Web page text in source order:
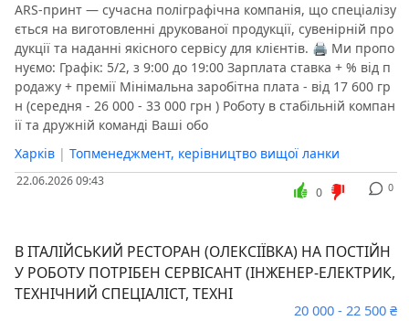
ARS-принт — сучасна поліграфічна компанія, що спеціалізу
ється на виготовленні друкованої продукції, сувенірній про
дукції та наданні якісного сервісу для клієнтів. 🖨 Ми пропо
нуємо: Графік: 5/2, з 9:00 до 19:00 Зарплата ставка + % від п
родажу + премії Мінімальна заробітна плата - від 17 600 гр
н (середня - 26 000 - 33 000 грн ) Роботу в стабільній компан
ії та дружній команді Ваші обо
Харків | Топменеджмент, керівництво вищої ланки
22.06.2026 09:43 0
0
В ІТАЛІЙСЬКИЙ РЕСТОРАН (ОЛЕКСІЇВКА) НА ПОСТІЙН
У РОБОТУ ПОТРІБЕН СЕРВІСАНТ (ІНЖЕНЕР-ЕЛЕКТРИК,
ТЕХНІЧНИЙ СПЕЦІАЛІСТ, ТЕХНІ
20 000 - 22 500 ₴